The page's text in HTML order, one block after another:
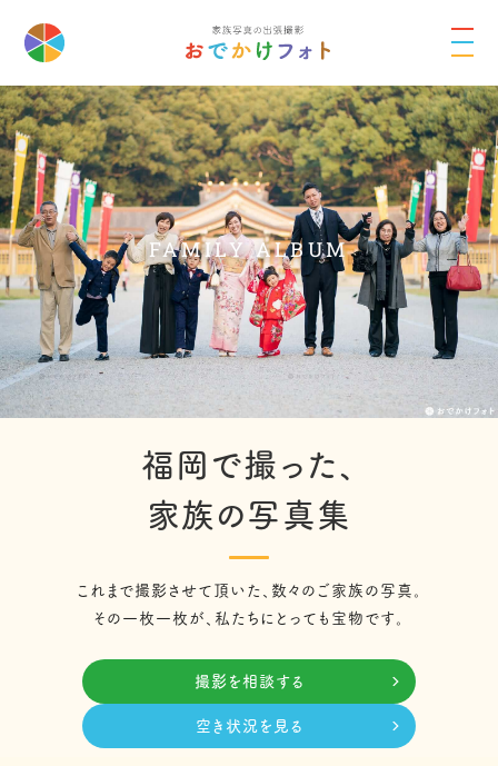
FAMILY ALBUM
福岡で撮った、
家族の写真集
これまで撮影させて頂いた、数々のご家族の写真。
その一枚一枚が、私たちにとっても宝物です。
撮影を相談する
空き状況を見る